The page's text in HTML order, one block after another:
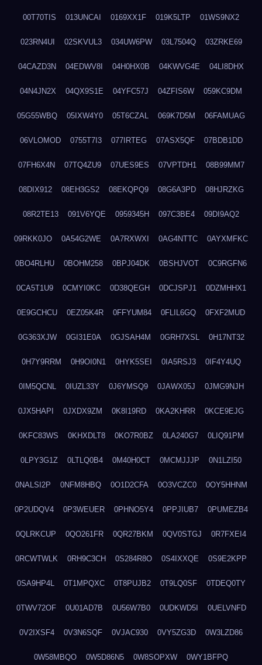
00T70TIS 013UNCAI 0169XX1F 019K5LTP 01WS9NX2
023RN4UI 02SKVUL3 034UW6PW 03L7504Q 03ZRKE69
04CAZD3N 04EDWV8I 04H0HX0B 04KWVG4E 04LI8DHX
04N4JN2X 04QX9S1E 04YFC57J 04ZFIS6W 059KC9DM
05G55WBQ 05IXW4Y0 05T6CZAL 069K7D5M 06FAMUAG
06VLOMOD 0755T7I3 077IRTEG 07ASX5QF 07BDB1DD
07FH6X4N 07TQ4ZU9 07UES9ES 07VPTDH1 08B99MM7
08DIX912 08EH3GS2 08EKQPQ9 08G6A3PD 08HJRZKG
08R2TE13 091V6YQE 0959345H 097C3BE4 09DI9AQ2
09RKK0JO 0A54G2WE 0A7RXWXI 0AG4NTTC 0AYXMFKC
0BO4RLHU 0BOHM258 0BPJ04DK 0BSHJVOT 0C9RGFN6
0CA5T1U9 0CMYI0KC 0D38QEGH 0DCJSPJ1 0DZMHHX1
0E9GCHCU 0EZ05K4R 0FFYUM84 0FLIL6GQ 0FXF2MUD
0G363XJW 0GI31E0A 0GJSAH4M 0GRH7XSL 0H17NT32
0H7Y9RRM 0H9OI0N1 0HYK5SEI 0IA5RSJ3 0IF4Y4UQ
0IM5QCNL 0IUZL33Y 0J6YMSQ9 0JAWX05J 0JMG9NJH
0JX5HAPI 0JXDX9ZM 0K8I19RD 0KA2KHRR 0KCE9EJG
0KFC83WS 0KHXDLT8 0KO7R0BZ 0LA240G7 0LIQ91PM
0LPY3G1Z 0LTLQ0B4 0M40H0CT 0MCMJJJP 0N1LZI50
0NALSI2P 0NFM8HBQ 0O1D2CFA 0O3VCZC0 0OY5HHNM
0P2UDQV4 0P3WEUER 0PHNO5Y4 0PPJIUB7 0PUMEZB4
0QLRKCUP 0QO261FR 0QR27BKM 0QV0STGJ 0R7FXEI4
0RCWTWLK 0RH9C3CH 0S284R8O 0S4IXXQE 0S9E2KPP
0SA9HP4L 0T1MPQXC 0T8PUJB2 0T9LQ0SF 0TDEQ0TY
0TWV72OF 0U01AD7B 0U56W7B0 0UDKWD5I 0UELVNFD
0V2IXSF4 0V3N6SQF 0VJAC930 0VY5ZG3D 0W3LZD86
0W58MBQO 0W5D86N5 0W8SOPXW 0WY1BFPQ